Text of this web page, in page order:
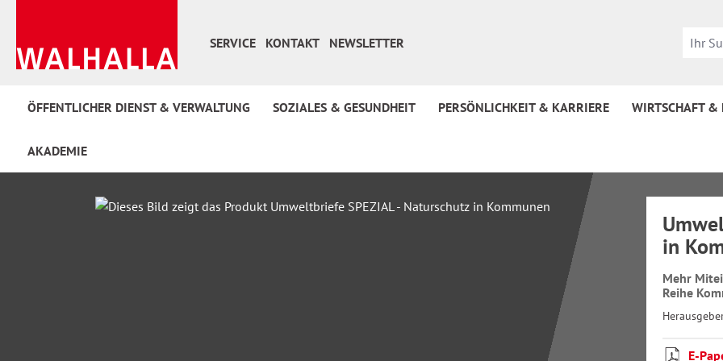
SERVICE
KONTAKT NEWSLETTER
ÖFFENTLICHER DIENST & VERWALTUNG SOZIALES & GESUNDHEIT PERSÖNLICHKEIT & KARRIERE WIRTSCHAFT
AKADEMIE
Bildergalerie überspringen
in
Mehr
Reihe
E-